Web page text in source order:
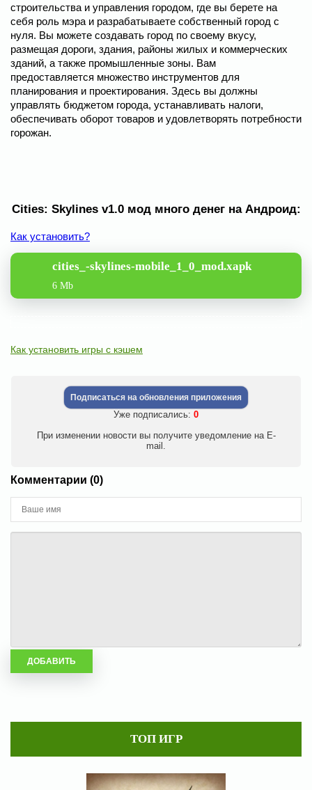
строительства и управления городом, где вы берете на
себя роль мэра и разрабатываете собственный город с
нуля. Вы можете создавать город по своему вкусу,
размещая дороги, здания, районы жилых и коммерческих
зданий, а также промышленные зоны. Вам
предоставляется множество инструментов для
планирования и проектирования. Здесь вы должны
управлять бюджетом города, устанавливать налоги,
обеспечивать оборот товаров и удовлетворять потребности
горожан.
Cities: Skylines v1.0 мод много денег на Андроид:
Как установить?
cities_-skylines-mobile_1_0_mod.xapk
6 Mb
Как установить игры с кэшем
Подписаться на обновления приложения
Уже подписались: 0
При изменении новости вы получите уведомление на E-
mail.
Комментарии (0)
ТОП ИГР